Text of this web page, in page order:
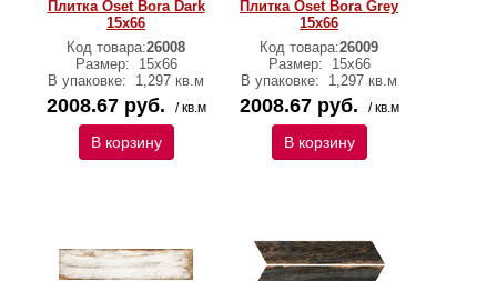
Плитка Oset Bora Dark
15x66
Код товара:26008
Размер:
15x66
В упаковке:
1,297 кв.м
2008.67 руб. / кв.м
В корзину
Плитка Oset Bora Grey
15x66
Код товара:26009
Размер:
15x66
В упаковке:
1,297 кв.м
2008.67 руб. / кв.м
В корзину